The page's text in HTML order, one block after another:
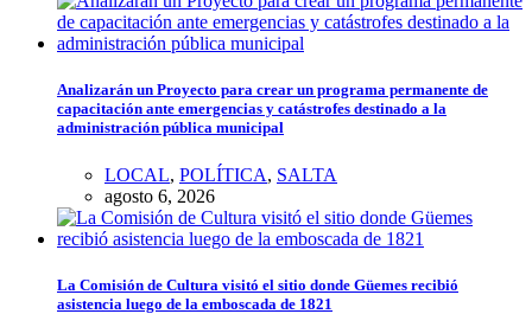
Analizarán un Proyecto para crear un programa permanente de
capacitación ante emergencias y catástrofes destinado a la
administración pública municipal
LOCAL, POLÍTICA, SALTA
agosto 6, 2026
La Comisión de Cultura visitó el sitio donde Güemes recibió
asistencia luego de la emboscada de 1821